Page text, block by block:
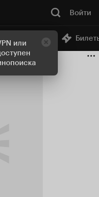
или
Войти
кинотеатр